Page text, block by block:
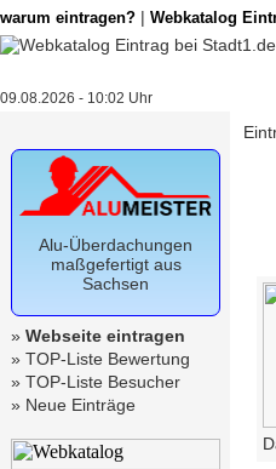
warum eintragen? | Webkatalog
09.08.2026 - 10:02 Uhr
Alu-Überdachungen
maßgefertigt aus
Sachsen
» Webseite eintragen
» TOP-Liste Bewertung
» TOP-Liste Besucher
» Neue Einträge